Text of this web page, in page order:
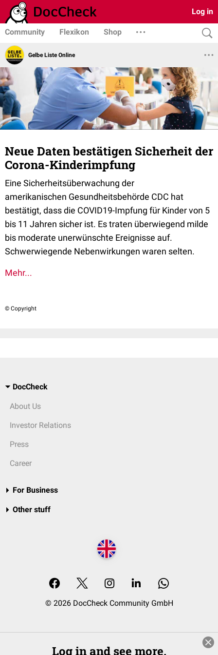
Log in
Community Flexikon Shop
Gelbe Liste Online
Neue Daten bestätigen Sicherheit der
Corona-Kinderimpfung
Eine Sicherheitsüberwachung der
amerikanischen Gesundheitsbehörde CDC hat
bestätigt, dass die COVID19-Impfung für Kinder von 5
bis 11 Jahren sicher ist. Es traten überwiegend milde
bis moderate unerwünschte Ereignisse auf.
Schwerwiegende Nebenwirkungen waren selten.
Mehr...
© Copyright
DocCheck
About Us
Investor Relations
Press
Career
For Business
Other stuff
© 2026 DocCheck Community GmbH
Log in and see more.